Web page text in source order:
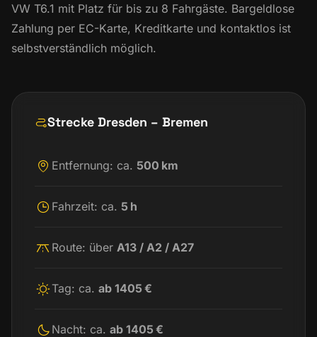
VW T6.1 mit Platz für bis zu 8 Fahrgäste. Bargeldlose
Zahlung per EC-Karte, Kreditkarte und kontaktlos ist
selbstverständlich möglich.
Strecke Dresden – Bremen
Entfernung: ca. 500 km
Fahrzeit: ca. 5 h
Route: über A13 / A2 / A27
Tag: ca. ab 1405 €
Nacht: ca. ab 1405 €